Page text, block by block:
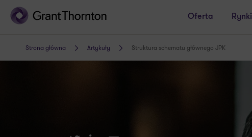
Oferta Rynki
Strona główna Artykuły Struktura schematu głównego JPK